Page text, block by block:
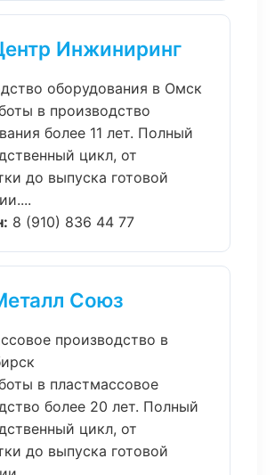
Инжиниринг
оборудования в Омск
в производство
более 11 лет. Полный
цикл, от
до выпуска готовой
8 (910) 836 44 77
Союз
производство в
в пластмассовое
более 20 лет. Полный
цикл, от
до выпуска готовой